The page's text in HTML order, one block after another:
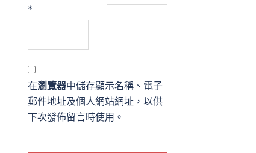
*
在瀏覽器中儲存顯示名稱、電子
郵件地址及個人網站網址，以供
下次發佈留言時使用。